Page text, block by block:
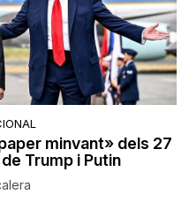
minvant» dels 27
Trump i Putin